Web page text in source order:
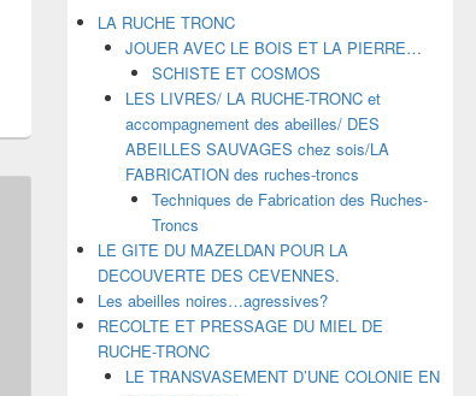
LA RUCHE TRONC
JOUER AVEC LE BOIS ET LA PIERRE…
SCHISTE ET COSMOS
LES LIVRES/ LA RUCHE-TRONC et
accompagnement des abeilles/ DES
ABEILLES SAUVAGES chez sois/LA
FABRICATION des ruches-troncs
Techniques de Fabrication des Ruches-
Troncs
LE GITE DU MAZELDAN POUR LA
DECOUVERTE DES CEVENNES.
Les abeilles noires…agressives?
RECOLTE ET PRESSAGE DU MIEL DE
RUCHE-TRONC
LE TRANSVASEMENT D’UNE COLONIE EN